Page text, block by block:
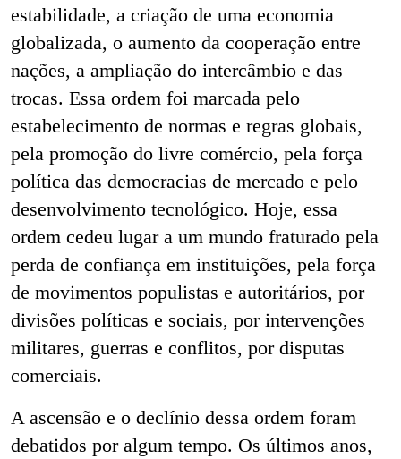
estabilidade, a criação de uma economia
globalizada, o aumento da cooperação entre
nações, a ampliação do intercâmbio e das
trocas. Essa ordem foi marcada pelo
estabelecimento de normas e regras globais,
pela promoção do livre comércio, pela força
política das democracias de mercado e pelo
desenvolvimento tecnológico. Hoje, essa
ordem cedeu lugar a um mundo fraturado pela
perda de confiança em instituições, pela força
de movimentos populistas e autoritários, por
divisões políticas e sociais, por intervenções
militares, guerras e conflitos, por disputas
comerciais.
A ascensão e o declínio dessa ordem foram
debatidos ​​por algum tempo. Os últimos anos,